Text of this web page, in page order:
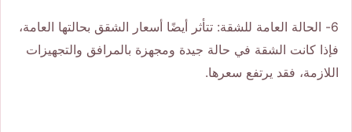
6- الحالة العامة للشقة: تتأثر أيضًا أسعار الشقق بحالتها العامة،
فإذا كانت الشقة في حالة جيدة ومجهزة بالمرافق والتجهيزات
اللازمة، فقد يرتفع سعرها.